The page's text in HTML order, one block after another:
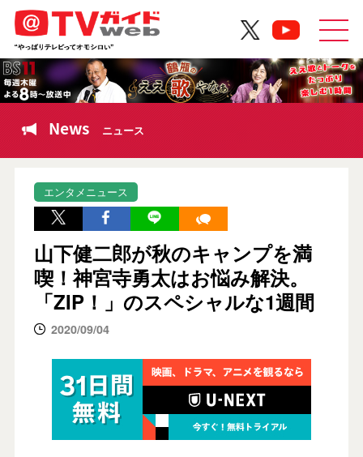
News ニュース
エンタメニュース
山下健二郎が秋のキャンプを満
喫！神宮寺勇太はお悩み解決。
「ZIP！」のスペシャルな1週間
2020/09/04